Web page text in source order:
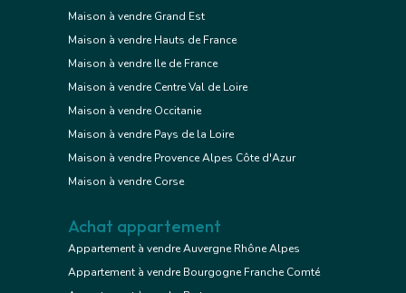
Maison à vendre Grand Est
Maison à vendre Hauts de France
Maison à vendre Ile de France
Maison à vendre Centre Val de Loire
Maison à vendre Occitanie
Maison à vendre Pays de la Loire
Maison à vendre Provence Alpes Côte d'Azur
Maison à vendre Corse
Achat appartement
Appartement à vendre Auvergne Rhône Alpes
Appartement à vendre Bourgogne Franche Comté